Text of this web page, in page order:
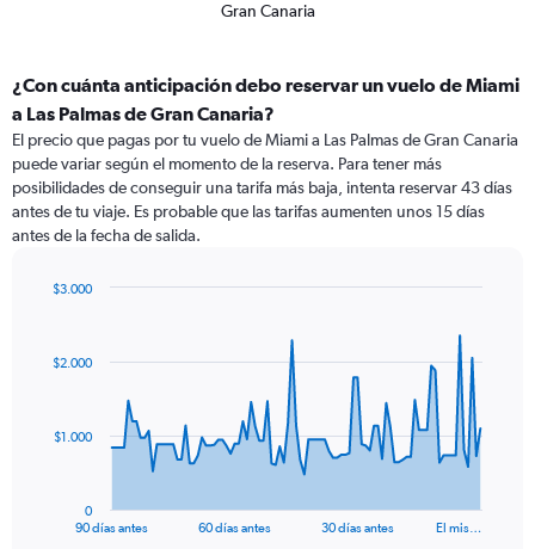
Gran Canaria
¿Con cuánta anticipación debo reservar un vuelo de Miami
a Las Palmas de Gran Canaria?
El precio que pagas por tu vuelo de Miami a Las Palmas de Gran Canaria
puede variar según el momento de la reserva. Para tener más
posibilidades de conseguir una tarifa más baja, intenta reservar 43 días
antes de tu viaje. Es probable que las tarifas aumenten unos 15 días
antes de la fecha de salida.
data
The
90 días antes 60 días antes 30 días antes El mis…
0
$1.000
$2.000
$3.000